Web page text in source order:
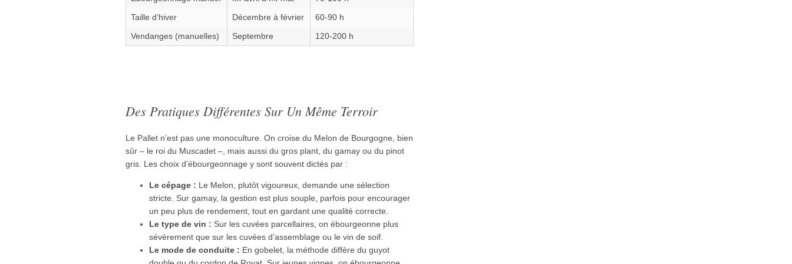
Taille d’hiver
Décembre à février
60-90 h
Vendanges (manuelles)
Septembre 120-200 h
Des Pratiques Différentes Sur Un Même Terroir
Le Pallet n’est pas une monoculture. On croise du Melon de Bourgogne, bien
sûr – le roi du Muscadet –, mais aussi du gros plant, du gamay ou du pinot
gris. Les choix d’ébourgeonnage y sont souvent dictés par :
Le cépage : Le Melon, plutôt vigoureux, demande une sélection
stricte. Sur gamay, la gestion est plus souple, parfois pour encourager
un peu plus de rendement, tout en gardant une qualité correcte.
Le type de vin : Sur les cuvées parcellaires, on ébourgeonne plus
sévèrement que sur les cuvées d’assemblage ou le vin de soif.
Le mode de conduite : En gobelet, la méthode diffère du guyot